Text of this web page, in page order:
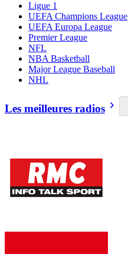
Ligue 1
UEFA Champions League
UEFA Europa League
Premier League
NFL
NBA Basketball
Major League Baseball
NHL
Les meilleures radios